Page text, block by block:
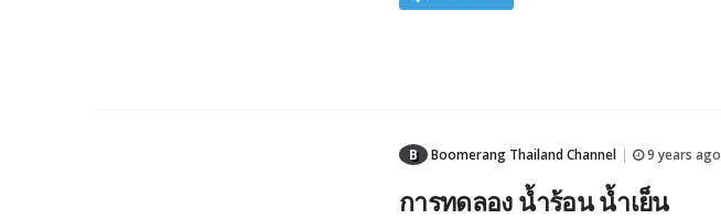
B Boomerang Thailand Channel 9 years ago
การทดลอง น้ำร้อน น้ำเย็น